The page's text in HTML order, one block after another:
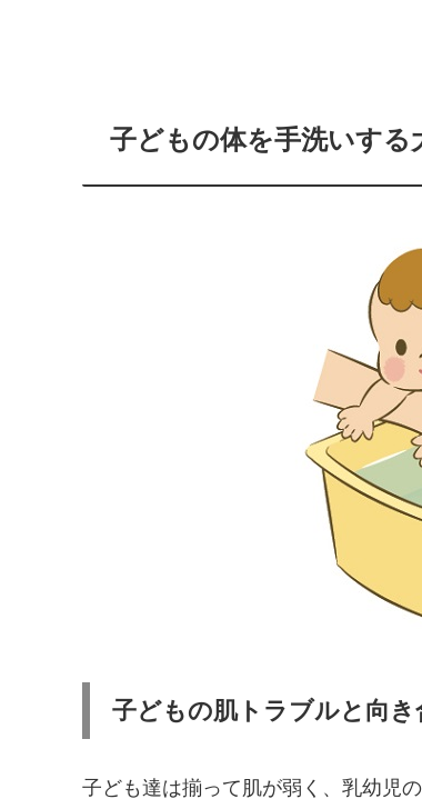
子どもの体を手洗いする
子どもの肌トラブルと向き
子ども達は揃って肌が弱く、乳幼児